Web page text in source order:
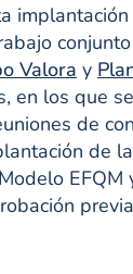
Valora y
en los que
de
de
EFQM